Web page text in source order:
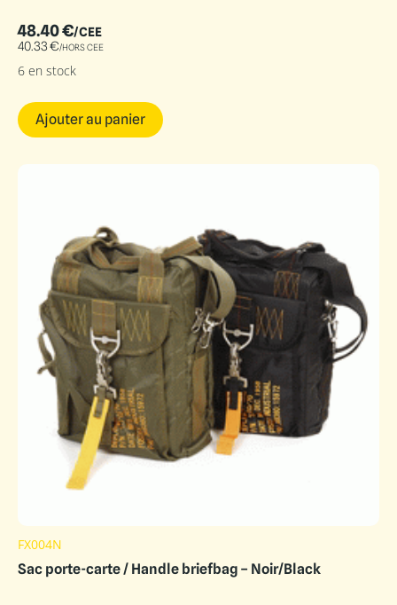
48.40€/CEE
40.33€/HORS CEE
6 en stock
Ajouter au panier
FX004N
Sac porte-carte / Handle briefbag – Noir/Black